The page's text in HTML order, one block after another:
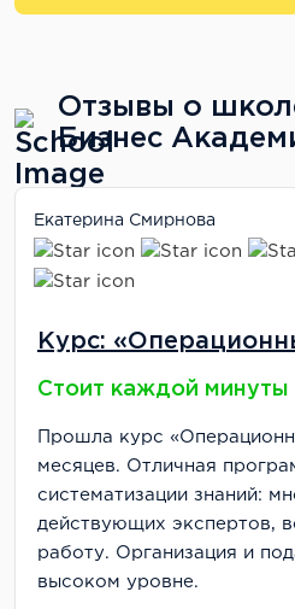
Отзывы о
Бизнес
Екатерина Смирнова
Курс:
Стоит каждой минуты
Прошла курс
месяцев. Отличная
систематизации знаний:
действующих экспертов,
работу. Организация и
высоком уровне.